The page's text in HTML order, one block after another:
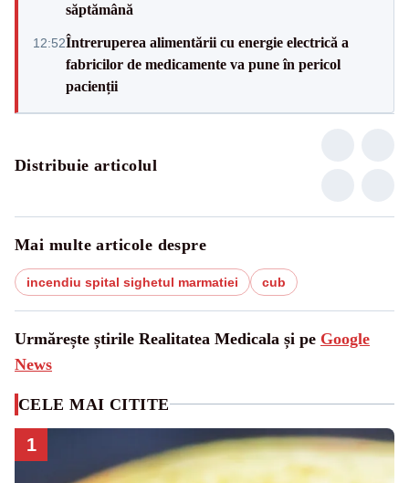
săptămână
12:52Întreruperea alimentării cu energie electrică a
fabricilor de medicamente va pune în pericol
pacienții
Distribuie articolul
Mai multe articole despre
incendiu spital sighetul marmatiei cub
Urmărește știrile Realitatea Medicala și pe Google
News
CELE MAI CITITE
1